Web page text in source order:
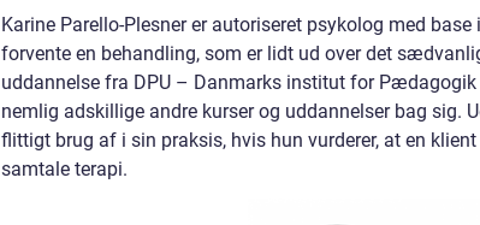
Karine Parello-Plesner er autoriseret psykolog med
forvente en behandling, som er lidt ud over det
uddannelse fra DPU – Danmarks institut for
nemlig adskillige andre kurser og uddannelser bag sig.
flittigt brug af i sin praksis, hvis hun vurderer, at en
samtale terapi.